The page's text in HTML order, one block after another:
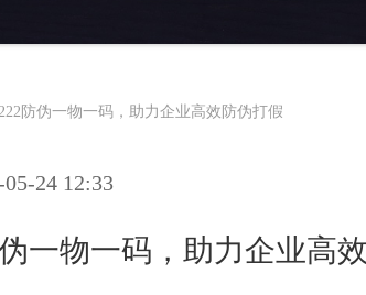
防伪一物一码，助力企业高效防伪打假
24 12:33
一物一码，助力企业高